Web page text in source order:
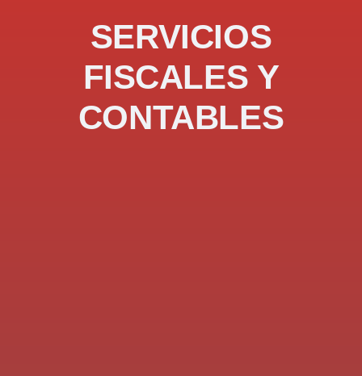
SERVICIOS
FISCALES Y
CONTABLES